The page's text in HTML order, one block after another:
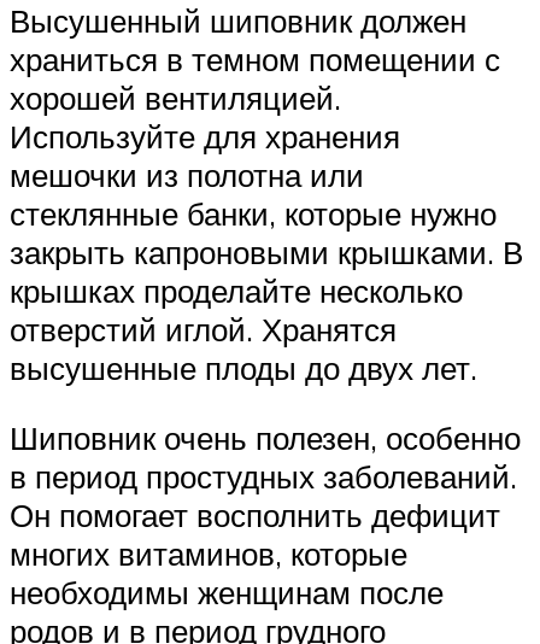
Высушенный шиповник должен
храниться в темном помещении с
хорошей вентиляцией.
Используйте для хранения
мешочки из полотна или
стеклянные банки, которые нужно
закрыть капроновыми крышками. В
крышках проделайте несколько
отверстий иглой. Хранятся
высушенные плоды до двух лет.
Шиповник очень полезен, особенно
в период простудных заболеваний.
Он помогает восполнить дефицит
многих витаминов, которые
необходимы женщинам после
родов и в период грудного